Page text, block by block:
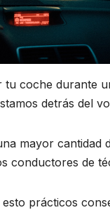
tu coche durante
detrás del
mayor
conductores de
prácticos